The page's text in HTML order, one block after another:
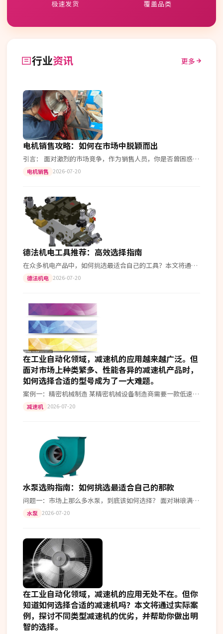
极速发货 覆盖品类
行业资讯 更多
电机销售攻略：如何在市场中脱颖而出
引言： 面对激烈的市场竞争，作为销售人员，你是否曾困惑于
如何更好地推广电机产品？今天，我们就通过具体案例来探讨
电机销售 2026-07-20
德法机电工具推荐：高效选择指南
在众多机电产品中，如何挑选最适合自己的工具？本文将通过
比较分析，帮助您做出明智的选择。 一、品牌对比 首先看品
德法机电 2026-07-20
在工业自动化领域，减速机的应用越来越广泛。但
面对市场上种类繁多、性能各异的减速机产品时，
如何选择合适的型号成为了一大难题。
案例一：精密机械制造 某精密机械设备制造商需要一款低速高
扭矩的减速机来驱动一台关键设备。经过多方对比，最终选择
减速机 2026-07-20
水泵选购指南：如何挑选最适合自己的那款
问题一：市场上那么多水泵，到底该如何选择？ 面对琳琅满目
的水泵产品，不少用户都会感到迷茫。今天就来为大家揭秘如
水泵 2026-07-20
在工业自动化领域，减速机的应用无处不在。但你
知道如何选择合适的减速机吗？本文将通过实际案
例，探讨不同类型减速机的优劣，并帮助你做出明
智的选择。